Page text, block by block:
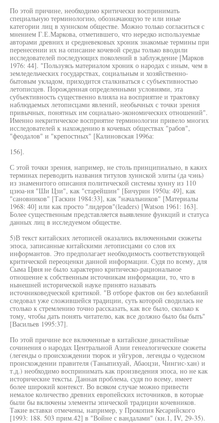
По этой причине, необходимо критически воспринимать
специальную терминологию, обозначающую те или иные
категории лиц в хуннском обществе. Можно только согласиться с
мнением Г.Е.Маркова, отметившего, что нередко используемые
авторами древних и средневековых хроник знакомые термины при
перенесении их на описание кочевой среды только вводили
исследователей последующих поколений в заблуждение [Марков
1976: 44]. "Пользуясь материалом хроник о народах с иным, чем в
земледельческих государствах, социальным и хозяйственно-
бытовым укладом, приходится сталкиваться с субъективностью
летописцев. Порожденная определенными условиями, эта
субъективность существенно влияла на восприятие и трактовку
наблюдаемых летописцами явлений, необычных с точки зрения
привычных, понятных им социально-экономических отношений".
Именно некритическое восприятие терминологии привело многих
исследователей к нахождению в кочевых обществах "рабов",
"феодалов" и "крепостных" [Калиновская 1996а:
156].
С этой точки зрения, например, не столь принципиально, в каких
терминах переводить названия титулов хуннской элиты (да чэнь)
из знаменитого описания политической системы хунну из 110
цзюа-ня "Ши Цзи", как "старейшин" [Бичурин 1950а: 49], как
"сановников" [Таскин 1984:33], как "начальников" [Материалы
1968: 40] или как просто "лидеров"(leaders) [Watson 1961: 163].
Более существенным представляется выявление функций и статуса
данных лиц в исследуемом обществе.
5)В текст китайских летописей оказались включенными сюжеты
эпоса, записанные китайскими летописцами со слов их
информантов. Это предполагает необходимость соответствующей
критической переоценки данной информации. Судя по всему, для
Сыма Цяня не было характерно критическо-рациональное
отношение к собственным источникам информации, то, что в
нынешней исторической науке принято называть
источниковедческой критикой. "В отборе фактов он без колебаний
следовал уже сложившейся традиции, суть которой сводилась не
столько к стремлению точно рассказать, как все было, сколько к
тому, чтобы дать понять читателю, как все должно было бы быть"
[Васильев 1995:37].
По этой причине все включенные в китайские династийные
сочинения о народах Центральной Азии генеалогические сюжеты
(легенды о происхождении тюрок и уйгуров, легенды о чудесном
происхождении правителя (Таныпихуай, Абаоцзи, Чингис-хан) и
т.д.) необходимо воспринимать как произведения эпоса, но не как
исторические тексты. Данная проблема, судя по всему, имеет
более широкий контекст. Во всяком случае можно привести
немалое количество древних европейских источников, в которые
были бы включены элементы эпической традиции кочевников.
Такие вставки отмечены, например, у Прокопия Кесарийского
[1993: 188. 503 прим.42] в "Войне с вандалами" (кн.1, IV, 29-35).